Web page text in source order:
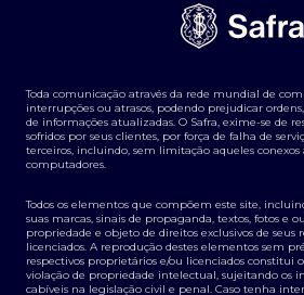
Transparência de remuneração
Termos e Condições para
Toda comunicação através da rede mundial de
interrupções ou atrasos, podendo prejudicar
de informações atualizadas. O Safra, exime-se de
sofridos por seus clientes, por força de falha de
terceiros, incluindo, sem limitação aqueles
computadores.
Todos os elementos que compõem este site,
suas marcas, sinais de propaganda, textos, fotos e
propriedade e objeto de direitos exclusivos de seus
licenciados. A reprodução destes elementos sem
respectivos proprietários e/ou licenciados constitui
violação de propriedade intelectual, sujeitando os
cabíveis na legislação civil e penal. Caso tenha